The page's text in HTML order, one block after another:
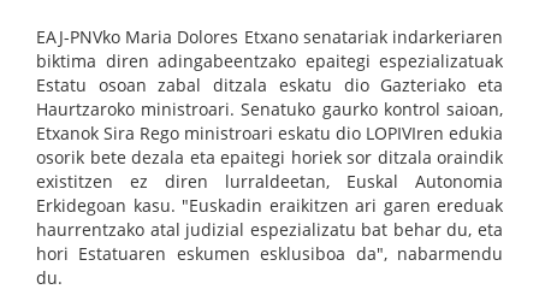
EAJ-PNVko Maria Dolores Etxano senatariak indarkeriaren
biktima diren adingabeentzako epaitegi espezializatuak
Estatu osoan zabal ditzala eskatu dio Gazteriako eta
Haurtzaroko ministroari. Senatuko gaurko kontrol saioan,
Etxanok Sira Rego ministroari eskatu dio LOPIVIren edukia
osorik bete dezala eta epaitegi horiek sor ditzala oraindik
existitzen ez diren lurraldeetan, Euskal Autonomia
Erkidegoan kasu. "Euskadin eraikitzen ari garen ereduak
haurrentzako atal judizial espezializatu bat behar du, eta
hori Estatuaren eskumen esklusiboa da", nabarmendu
du.